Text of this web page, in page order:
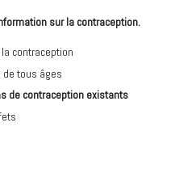
sur la contraception.
contraception
tous âges
de contraception existants